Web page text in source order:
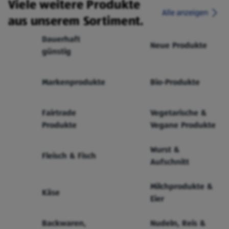
Viele weitere Produkte
aus unserem Sortiment.
Alle anzeigen
Dauerhaft
günstig
Neue Produkte
Markenprodukte Bio-Produkte
Fairtrade
Produkte
Vegetarische &
Vegane Produkte
Fleisch & Fisch
Wurst &
Aufschnitt
Käse
Milchprodukte &
Eier
Backwaren, Nudeln, Reis &